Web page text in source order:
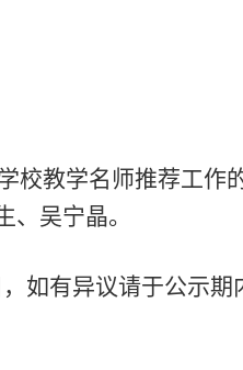
校教学名师推荐工作
吴宁晶。
如有异议请于公示期